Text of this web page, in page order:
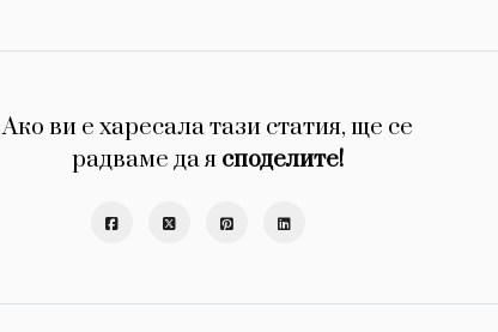
Ако ви е харесала тази статия, ще се
радваме да я споделите!